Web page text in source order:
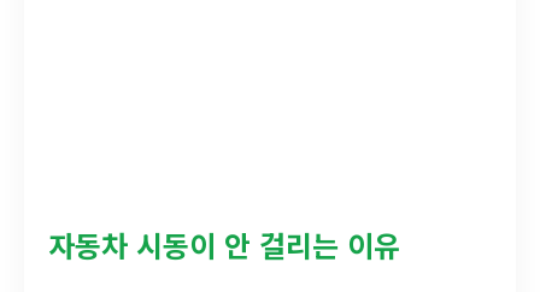
자동차 시동이 안 걸리는 이유